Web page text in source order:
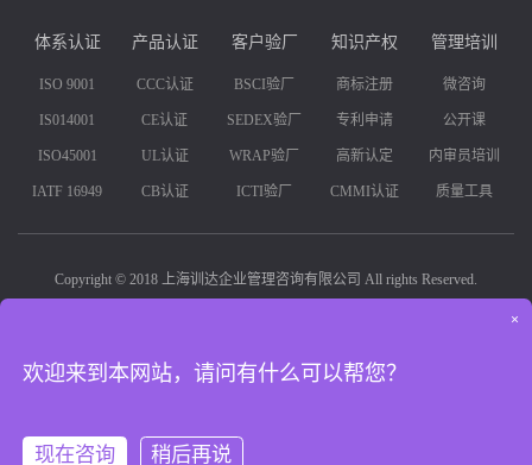
体系认证
ISO 9001
IS014001
ISO45001
IATF 16949
产品认证
CCC认证
CE认证
UL认证
CB认证
客户验厂
BSCI验厂
SEDEX验厂
WRAP验厂
ICTI验厂
知识产权
商标注册
专利申请
高新认定
CMMI认证
管理培训
微咨询
公开课
内审员培训
质量工具
Copyright © 2018 上海训达企业管理咨询有限公司 All rights Reserved.
×
欢迎来到本网站，请问有什么可以帮您？
现在咨询 稍后再说